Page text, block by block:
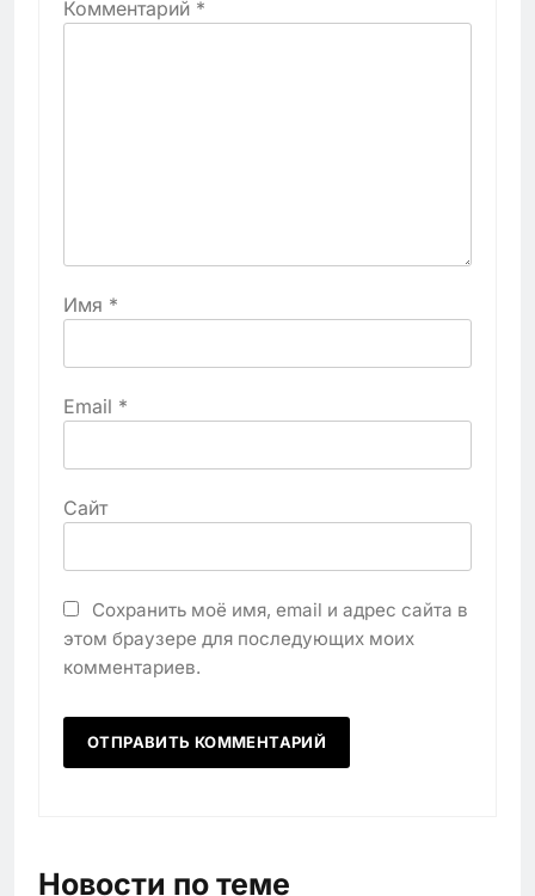
Комментарий *
Имя *
Email *
Сайт
Сохранить моё имя, email и адрес сайта в
этом браузере для последующих моих
комментариев.
Новости по теме